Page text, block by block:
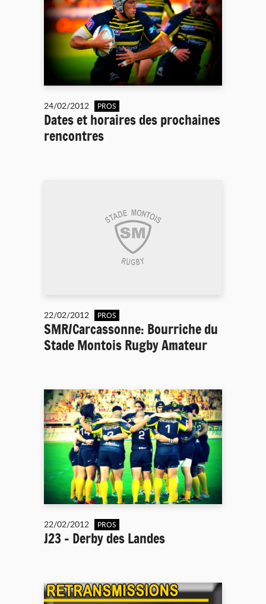
24/02/2012 PROS
Dates et horaires des prochaines
rencontres
22/02/2012 PROS
SMR/Carcassonne: Bourriche du
Stade Montois Rugby Amateur
22/02/2012 PROS
J23 - Derby des Landes